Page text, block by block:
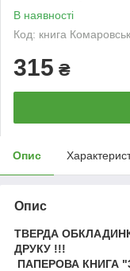
В наявності
Код: книга
315 ₴
Опис
Опис
ТВЕРДА
ДРУКУ !!!
ПАПЕРОВА КНИГА